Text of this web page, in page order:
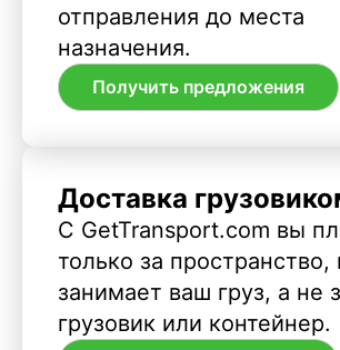
отправления до места
назначения.
Получить предложения
Доставка
С GetTransport.com вы
только за пространство,
занимает ваш груз, а не
грузовик или контейнер.